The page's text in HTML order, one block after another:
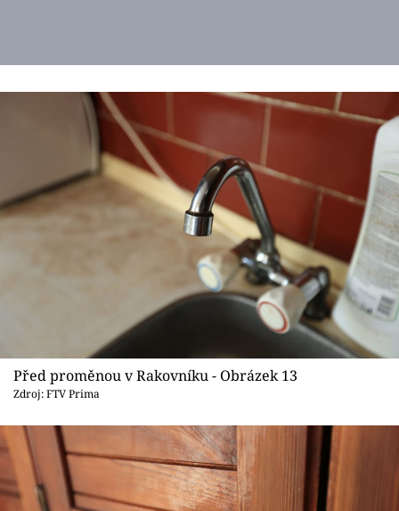
Před proměnou v Rakovníku - Obrázek 13
Zdroj: FTV Prima